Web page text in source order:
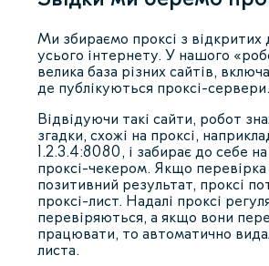
Ми збираємо проксі з відкритих
усього інтернету. У нашого
велика база різних сайтів,
де публікуються проксі-сервери.
Відвідуючи такі сайти, робот
згадки, схожі на проксі,
1.2.3.4:8080, і забирає до себе
проксі-чекером. Якщо перевірка
позитивний результат, проксі
проксі-лист. Надалі проксі
перевіряються, а якщо вони
працювати, то автоматично
листа.